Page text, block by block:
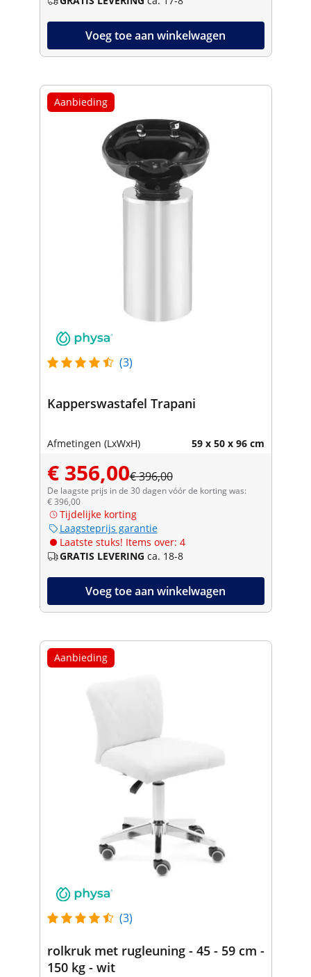
Voeg toe aan winkelwagen
Aanbieding
(3)
Kapperswastafel Trapani
Afmetingen (LxWxH) 59 x 50 x 96 cm
€ 356,00€ 396,00
De laagste prijs in de 30 dagen vóór de korting was:
€ 396,00
Tijdelijke korting
Laagsteprijs garantie
Laatste stuks! Items over: 4
GRATIS LEVERING ca. 18-8
Voeg toe aan winkelwagen
Aanbieding
(3)
rolkruk met rugleuning - 45 - 59 cm -
150 kg - wit